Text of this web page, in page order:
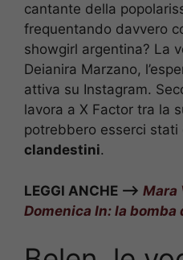
cantante della
frequentando davvero
showgirl argentina? La
Deianira Marzano,
attiva su Instagram.
lavora a X Factor tra la
potrebbero esserci stati
clandestini.
LEGGI ANCHE –> Mara
Domenica In: la bomba